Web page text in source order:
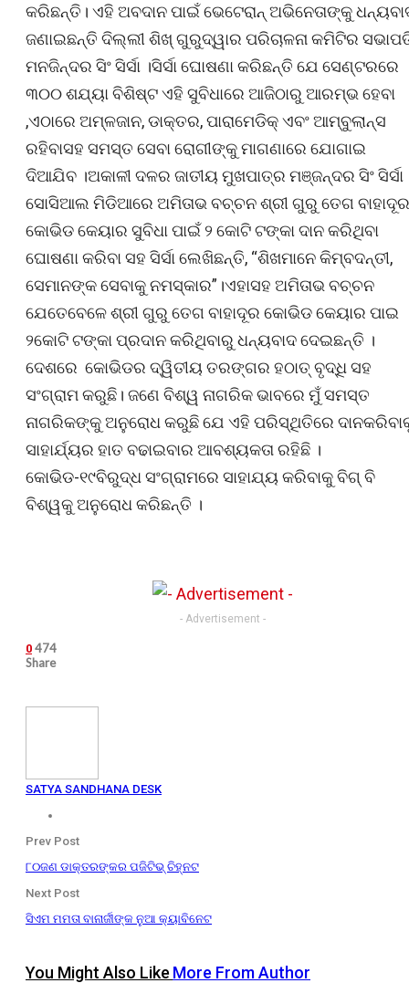
କରିଛନ୍ତି। ଏହି ଅବଦାନ ପାଇଁ ଭେଟେରାନ୍ ଅଭିନେତାଙ୍କୁ
ଜଣାଇଛନ୍ତି ଦିଲ୍ଲୀ ଶିଖ୍ ଗୁରୁଦ୍ୱାର ପରିଚାଳନା କମିଟିର
ମନଜିନ୍ଦର ସିଂ ସିର୍ସା ।ସିର୍ସା ଘୋଷଣା କରିଛନ୍ତି ଯେ ସେଣ୍ଟରରେ
୩୦୦ ଶଯ୍ୟା ବିଶିଷ୍ଟ ଏହି ସୁବିଧାରେ ଆଜିଠାରୁ ଆରମ୍ଭ ହେବା
,ଏଠାରେ ଅମ୍ଳଜାନ, ଡାକ୍ତର, ପାରାମେଡିକ୍ ଏବଂ ଆମ୍ବୁଲାନ୍ସ
ରହିବାସହ ସମସ୍ତ ସେବା ରୋଗୀଙ୍କୁ ମାଗଣାରେ ଯୋଗାଇ
ଦିଆଯିବ ।ଅକାଳୀ ଦଳର ଜାତୀୟ ମୁଖପାତ୍ର ମଞ୍ଜନ୍ଦର ସିଂ ସିର୍ସା
ସୋସିଆଲ ମିଡିଆରେ ଅମିତାଭ ବଚ୍ଚନ ଶ୍ରୀ ଗୁରୁ ତେଗ ବାହାଦୂର
କୋଭିଡ କେୟାର ସୁବିଧା ପାଇଁ ୨ କୋଟି ଟଙ୍କା ଦାନ କରିଥିବା
ଘୋଷଣା କରିବା ସହ ସିର୍ସା ଲେଖିଛନ୍ତି, “ଶିଖମାନେ କିମ୍ବଦନ୍ତୀ,
ସେମାନଙ୍କ ସେବାକୁ ନମସ୍କାର”।ଏହାସହ ଅମିତାଭ ବଚ୍ଚନ
ଯେତେବେଳେ ଶ୍ରୀ ଗୁରୁ ତେଗ ବାହାଦୂର କୋଭିଡ କେୟାର ପାଇ
୨କୋଟି ଟଙ୍କା ପ୍ରଦାନ କରିଥିବାରୁ ଧନ୍ୟବାଦ ଦେଇଛନ୍ତି ।
ଦେଶରେ କୋଭିଡର ଦ୍ୱିତୀୟ ତରଙ୍ଗର ହଠାତ୍ ବୃଦ୍ଧି ସହ
ସଂଗ୍ରାମ କରୁଛି। ଜଣେ ବିଶ୍ୱ ନାଗରିକ ଭାବରେ ମୁଁ ସମସ୍ତ
ନାଗରିକଙ୍କୁ ଅନୁରୋଧ କରୁଛି ଯେ ଏହି ପରିସ୍ଥିତିରେ
ସାହାର୍ଯ୍ୟର ହାତ ବଢାଇବାର ଆବଶ୍ୟକତା ରହିଛି ।
କୋଭିଡ-୧୯ବିରୁଦ୍ଧ ସଂଗ୍ରାମରେ ସାହାଯ୍ୟ କରିବାକୁ ବିଗ୍ ବି
ବିଶ୍ୱକୁ ଅନୁରୋଧ କରିଛନ୍ତି ।
- Advertisement -
0 474
Share
SATYA SANDHANA DESK
Prev Post
୮୦ଜଣ ଡାକ୍ତରଙ୍କର ପଜିଟିଭ୍ ଚିହ୍ନଟ
Next Post
ସିଏମ ମମତା ବାନାର୍ଜୀଙ୍କ ନୁଆ କ୍ୟାବିନେଟ
You Might Also Like More From Author